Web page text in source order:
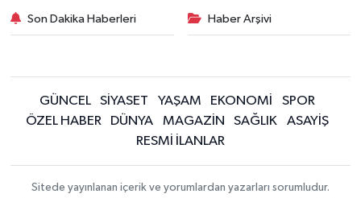
Son Dakika Haberleri Haber Arşivi
GÜNCEL SİYASET YAŞAM EKONOMİ
SPOR
ÖZEL HABER
DÜNYA MAGAZİN SAĞLIK
ASAYİŞ
RESMİ İLANLAR
Sitede yayınlanan içerik ve yorumlardan yazarları sorumludur.